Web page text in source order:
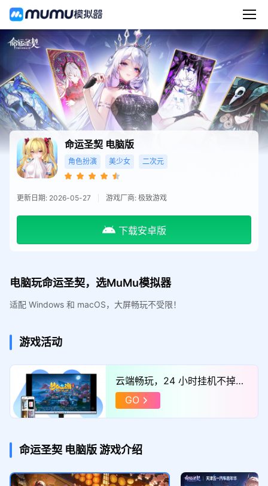
命运圣契 电脑版
角色扮演 美少女 二次元
更新日期: 2026-05-27 游戏厂商: 极致游戏
下载安卓版
电脑玩命运圣契，选MuMu模拟器
适配 Windows 和 macOS，大屏畅玩不受限！
游戏活动
云端畅玩，24 小时挂机不掉
线，点击体验！
GO
命运圣契 电脑版游戏介绍